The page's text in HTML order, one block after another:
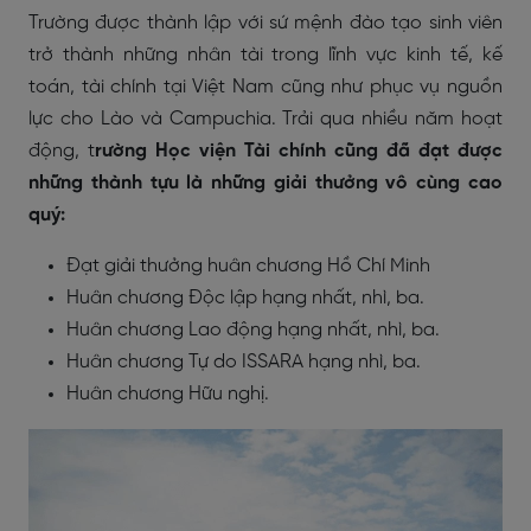
Trường được thành lập với sứ mệnh đào tạo sinh viên
trở thành những nhân tài trong lĩnh vực kinh tế, kế
toán, tài chính tại Việt Nam cũng như phục vụ nguồn
lực cho Lào và Campuchia. Trải qua nhiều năm hoạt
động, trường Học viện Tài chính cũng đã đạt được
những thành tựu là những giải thưởng vô cùng cao
quý:
Đạt giải thưởng huân chương Hồ Chí Minh
Huân chương Độc lập hạng nhất, nhì, ba.
Huân chương Lao động hạng nhất, nhì, ba.
Huân chương Tự do ISSARA hạng nhì, ba.
Huân chương Hữu nghị.